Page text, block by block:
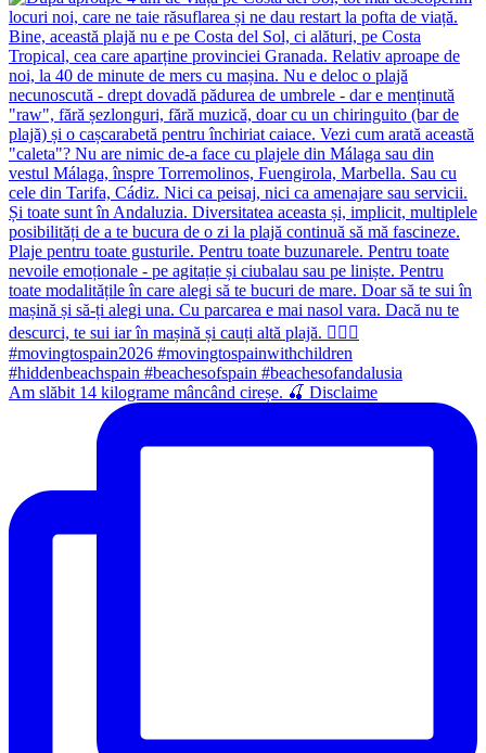
Am slăbit 14 kilograme mâncând cireșe. 🍒 Disclaime